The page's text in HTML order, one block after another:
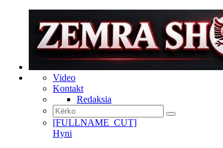
Video
Kontakt
Redaksia
[FULLNAME_CUT]
Hyni